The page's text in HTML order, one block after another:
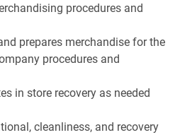
procedures and
prepares merchandise for the
procedures and
in store recovery as needed
cleanliness, and recovery